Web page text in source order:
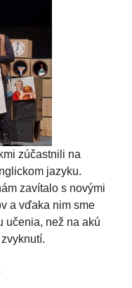
zúčastnili na
jazyku.
zavítalo s novými
a vďaka nim sme
učenia, než na akú